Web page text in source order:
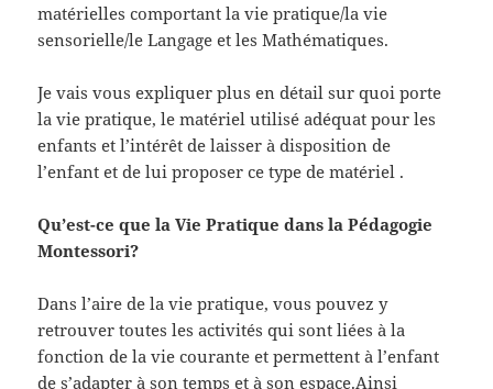
matérielles comportant la vie pratique/la vie
sensorielle/le Langage et les Mathématiques.
Je vais vous expliquer plus en détail sur quoi porte
la vie pratique, le matériel utilisé adéquat pour les
enfants et l’intérêt de laisser à disposition de
l’enfant et de lui proposer ce type de matériel .
Qu’est-ce que la Vie Pratique dans la Pédagogie
Montessori?
Dans l’aire de la vie pratique, vous pouvez y
retrouver toutes les activités qui sont liées à la
fonction de la vie courante et permettent à l’enfant
de s’adapter à son temps et à son espace.Ainsi